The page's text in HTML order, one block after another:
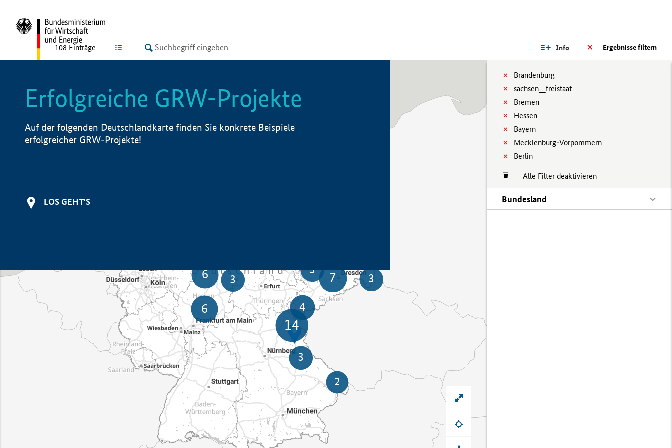
LISTE Ergebnisse filtern
Info
Brandenburg
sachsen__freistaat
Bremen
Hessen
Bayern
Mecklenburg-Vorpommern
Berlin
Alle Filter deaktivieren
Bundesland
108 Einträge
Erfolgreiche GRW-Projekte
Auf der folgenden Deutschlandkarte finden Sie konkrete Beispiele
erfolgreicher GRW-Projekte!
LOS GEHT'S